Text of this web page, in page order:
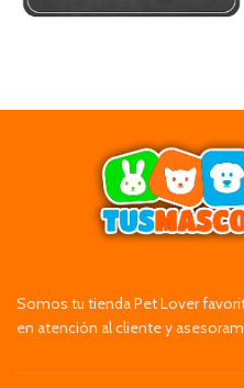
Somos tu tienda Pet Lover
en atención al cliente y